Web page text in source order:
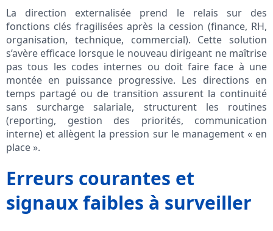
La direction externalisée prend le relais sur des
fonctions clés fragilisées après la cession (finance, RH,
organisation, technique, commercial). Cette solution
s’avère efficace lorsque le nouveau dirigeant ne maîtrise
pas tous les codes internes ou doit faire face à une
montée en puissance progressive. Les directions en
temps partagé ou de transition assurent la continuité
sans surcharge salariale, structurent les routines
(reporting, gestion des priorités, communication
interne) et allègent la pression sur le management « en
place ».
Erreurs courantes et
signaux faibles à surveiller